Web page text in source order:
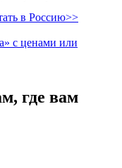
в Россию>>
с ценами или
где вам